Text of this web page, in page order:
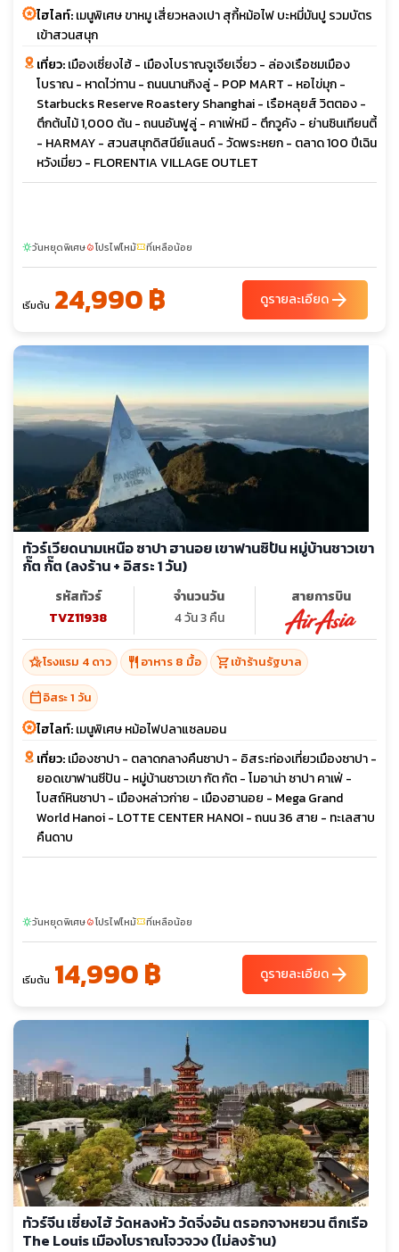
ไฮไลท์:เมนูพิเศษ ขาหมู เสี่ยวหลงเปา สุกี้หม้อไฟ บะหมี่มันปู รวมบัตร
เข้าสวนสนุก
เที่ยว:เมืองเซี่ยงไฮ้ - เมืองโบราณจูเจียเจี่ยว - ล่องเรือชมเมือง
โบราณ - หาดไว่ทาน - ถนนนานกิงลู่ - POP MART - หอไข่มุก -
Starbucks Reserve Roastery Shanghai - เรือหลุยส์ วิตตอง -
ตึกต้นไม้ 1,000 ต้น - ถนนอันฟูลู่ - คาเฟ่หมี - ตึกวูคัง - ย่านซินเทียนตี้
- HARMAY - สวนสนุกดิสนีย์แลนด์ - วัดพระหยก - ตลาด 100 ปีเฉิน
หวังเมี่ยว - FLORENTIA VILLAGE OUTLET
sunnyวันหยุดพิเศษlocal_fire_departmentโปรไฟไหม้confirmation_numberที่เหลือน้อย
เริ่มต้น 24,990 ฿ ดูรายละเอียดarrow_forward
ทัวร์เวียดนามเหนือ ซาปา ฮานอย เขาฟานซิปัน หมู่บ้านชาวเขา
กั๊ต กั๊ต (ลงร้าน + อิสระ 1 วัน)
รหัสทัวร์
TVZ11938
จำนวนวัน
4 วัน 3 คืน
สายการบิน
hotel_classโรงแรม 4 ดาว restaurant อาหาร 8 มื้อ shopping_cartเข้าร้านรัฐบาล
calendar_todayอิสระ 1 วัน
ไฮไลท์:เมนูพิเศษ หม้อไฟปลาแซลมอน
เที่ยว:เมืองซาปา - ตลาดกลางคืนซาปา - อิสระท่องเที่ยวเมืองซาปา -
ยอดเขาฟานซีปัน - หมู่บ้านชาวเขา กัต กัต - โมอาน่า ซาปา คาเฟ่ -
โบสถ์หินซาปา - เมืองหล่าวก่าย - เมืองฮานอย - Mega Grand
World Hanoi - LOTTE CENTER HANOI - ถนน 36 สาย - ทะเลสาบ
คืนดาบ
sunnyวันหยุดพิเศษlocal_fire_departmentโปรไฟไหม้confirmation_numberที่เหลือน้อย
เริ่มต้น 14,990 ฿ ดูรายละเอียดarrow_forward
ทัวร์จีน เซี่ยงไฮ้ วัดหลงหัว วัดจิ่งอัน ตรอกจางหยวน ตึกเรือ
The Louis เมืองโบราณโจวจวง (ไม่ลงร้าน)